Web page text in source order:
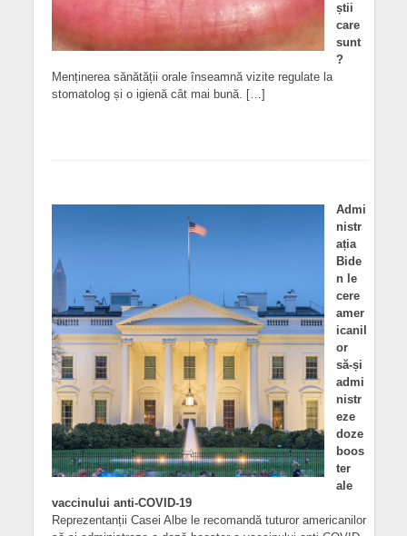
știi
care
sunt
?
Menținerea sănătății orale înseamnă vizite regulate la
stomatolog și o igienă cât mai bună. […]
Admi
nistr
ația
Bide
n le
cere
amer
icanil
or
să-și
admi
nistr
eze
doze
boos
ter
ale
vaccinului anti-COVID-19
Reprezentanții Casei Albe le recomandă tuturor americanilor